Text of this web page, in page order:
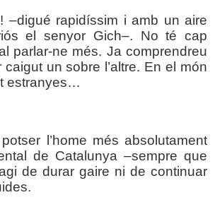
rapidíssim i amb un aire
el senyor Gich–. No té cap
parlar-ne més. Ja comprendreu
un sobre l’altre. En el món
estranyes…
l’home més absolutament
de Catalunya –sempre que
de durar gaire ni de continuar